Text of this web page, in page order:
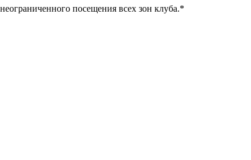
посещения всех зон клуба.*